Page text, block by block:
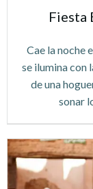
Fiesta
Cae la noche
se ilumina con
de una
sonar